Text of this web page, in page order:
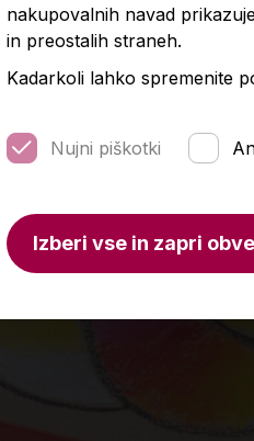
3.78
podjetja
nakupovalnih navad
in preostalih straneh.
Kadarkoli lahko spremenite
Nujni piškotki
Izberi vse in zapri